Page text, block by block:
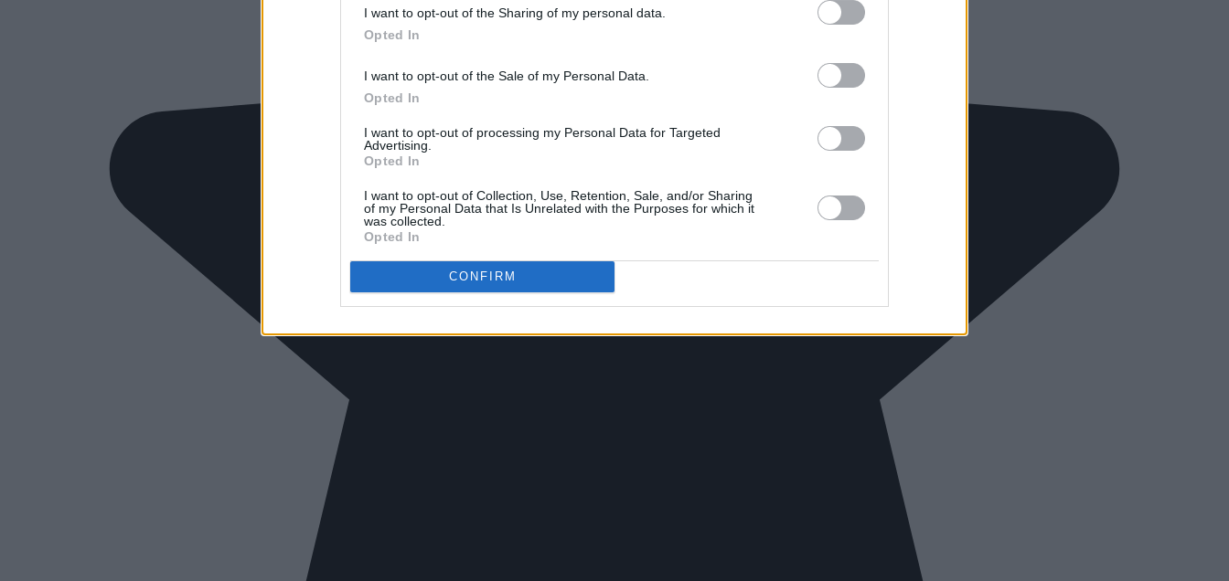
I want to opt-out of the Sharing of my personal data.
Opted In
I want to opt-out of the Sale of my Personal Data.
Opted In
I want to opt-out of processing my Personal Data for Targeted
Advertising.
Opted In
I want to opt-out of Collection, Use, Retention, Sale, and/or Sharing
of my Personal Data that Is Unrelated with the Purposes for which it
was collected.
Opted In
CONFIRM